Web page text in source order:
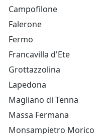
Campofilone
Falerone
Fermo
Francavilla d'Ete
Grottazzolina
Lapedona
Magliano di Tenna
Massa Fermana
Monsampietro Morico